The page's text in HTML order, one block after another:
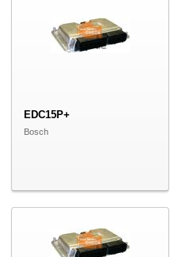
EDC15P+
Bosch